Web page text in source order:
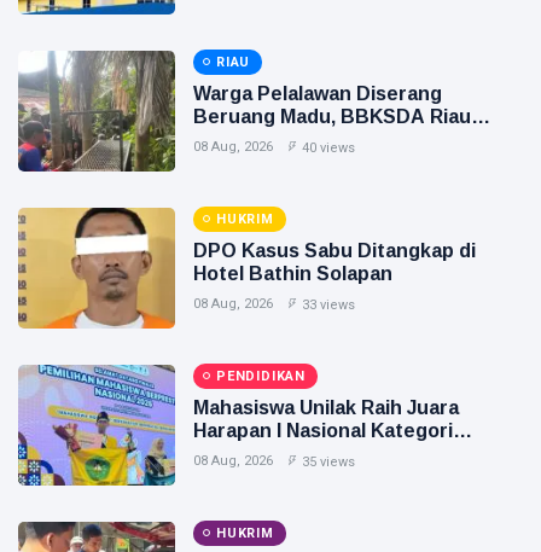
Donald Trump
PT IKPP Perawang
Politik
PSSI
RIAU
Warga Pelalawan Diserang
Beruang Madu, BBKSDA Riau
Pasang Kandang Jebak
08 Aug, 2026 40 views
HUKRIM
DPO Kasus Sabu Ditangkap di
Hotel Bathin Solapan
08 Aug, 2026 33 views
PENDIDIKAN
Mahasiswa Unilak Raih Juara
Harapan I Nasional Kategori
Disabilitas
08 Aug, 2026 35 views
HUKRIM